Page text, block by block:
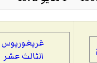
غريغوريوس
الثالث عشر